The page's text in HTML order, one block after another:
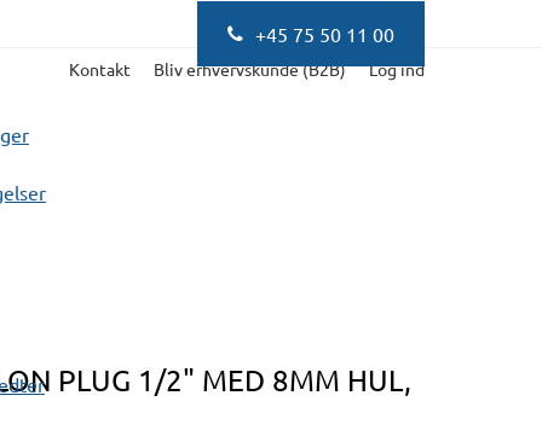
+45 75 50 11 00
Kontakt Bliv erhvervskunde (B2B) Log ind
PLUG 1/2" MED 8MM HUL,